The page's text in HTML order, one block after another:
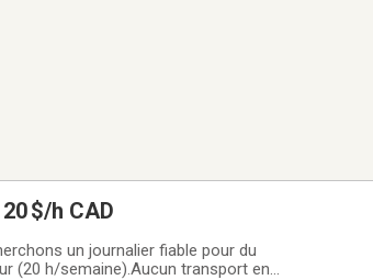
$/h CAD
un journalier fiable pour du
(20 h/semaine).Aucun transport en